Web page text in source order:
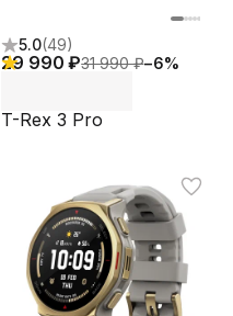
5.0(49)
29 990 ₽31 990 ₽−6%
T-Rex 3 Pro